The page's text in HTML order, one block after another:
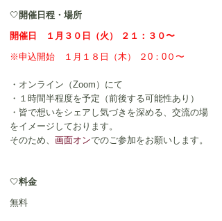
🤍 開催日程・場所
開催日　１月３０日（火） ２１：３０〜
※申込開始　１月１８日（木） ２0：0０〜
・オンライン（Zoom）にて
・１時間半程度を予定（前後する可能性あり）
・皆で想いをシェアし気づきを深める、交流の場
をイメージしております。
そのため、 画面オンでのご参加をお願いします。
🤍料金
無料